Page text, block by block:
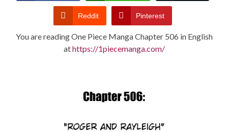
Reddit Pinterest
You are reading One Piece Manga Chapter 506 in English
athttps://1piecemanga.com/